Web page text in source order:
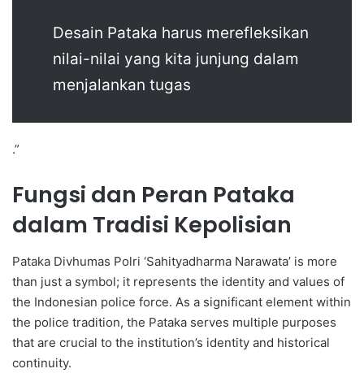
Desain Pataka harus merefleksikan
nilai-nilai yang kita junjung dalam
menjalankan tugas
.”
Fungsi dan Peran Pataka
dalam Tradisi Kepolisian
Pataka Divhumas Polri ‘Sahityadharma Narawata’ is more
than just a symbol; it represents the identity and values of
the Indonesian police force. As a significant element within
the police tradition, the Pataka serves multiple purposes
that are crucial to the institution’s identity and historical
continuity.